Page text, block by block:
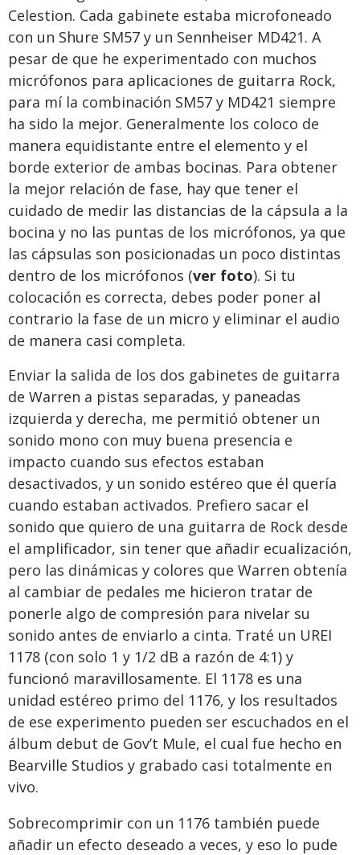
Celestion. Cada gabinete estaba microfoneado
con un Shure SM57 y un Sennheiser MD421. A
pesar de que he experimentado con muchos
micrófonos para aplicaciones de guitarra Rock,
para mí la combinación SM57 y MD421 siempre
ha sido la mejor. Generalmente los coloco de
manera equidistante entre el elemento y el
borde exterior de ambas bocinas. Para obtener
la mejor relación de fase, hay que tener el
cuidado de medir las distancias de la cápsula a la
bocina y no las puntas de los micrófonos, ya que
las cápsulas son posicionadas un poco distintas
dentro de los micrófonos (ver foto). Si tu
colocación es correcta, debes poder poner al
contrario la fase de un micro y eliminar el audio
de manera casi completa.
Enviar la salida de los dos gabinetes de guitarra
de Warren a pistas separadas, y paneadas
izquierda y derecha, me permitió obtener un
sonido mono con muy buena presencia e
impacto cuando sus efectos estaban
desactivados, y un sonido estéreo que él quería
cuando estaban activados. Prefiero sacar el
sonido que quiero de una guitarra de Rock desde
el amplificador, sin tener que añadir ecualización,
pero las dinámicas y colores que Warren obtenía
al cambiar de pedales me hicieron tratar de
ponerle algo de compresión para nivelar su
sonido antes de enviarlo a cinta. Traté un UREI
1178 (con solo 1 y 1/2 dB a razón de 4:1) y
funcionó maravillosamente. El 1178 es una
unidad estéreo primo del 1176, y los resultados
de ese experimento pueden ser escuchados en el
álbum debut de Gov’t Mule, el cual fue hecho en
Bearville Studios y grabado casi totalmente en
vivo.
Sobrecomprimir con un 1176 también puede
añadir un efecto deseado a veces, y eso lo pude